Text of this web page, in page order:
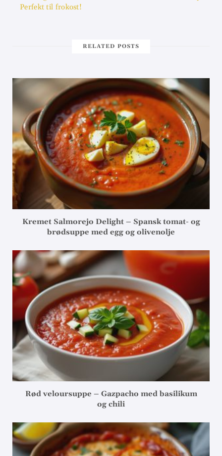
Perfekt til frokost!
RELATED POSTS
Kremet Salmorejo Delight – Spansk tomat- og
brødsuppe med egg og olivenolje
Rød veloursuppe – Gazpacho med basilikum
og chili